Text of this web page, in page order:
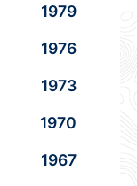
1979
1976
1973
1970
1967